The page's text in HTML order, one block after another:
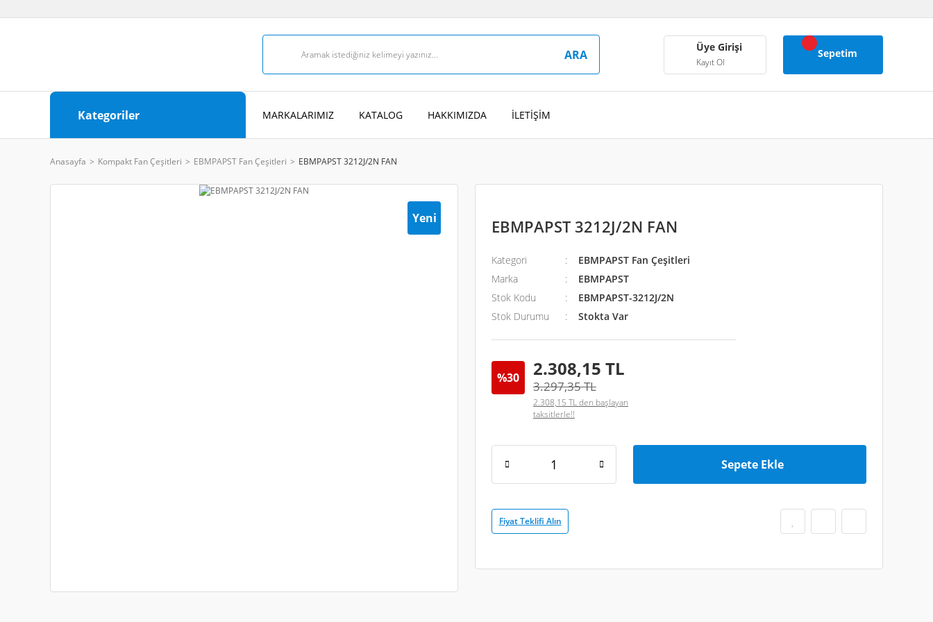
ARA Üye Girişi
Kayıt Ol
Sepetim
Kategoriler MARKALARIMIZ KATALOG HAKKIMIZDA İLETİŞİM
Anasayfa Kompakt Fan Çeşitleri EBMPAPST Fan Çeşitleri EBMPAPST 3212J/2N FAN
Yeni EBMPAPST 3212J/2N FAN
Kategori
EBMPAPST Fan Çeşitleri
Marka
EBMPAPST
Stok Kodu
EBMPAPST-3212J/2N
Stok Durumu
Stokta Var
%30 2.308,15 TL
3.297,35 TL
2.308,15 TL den başlayan
taksitlerle!!
Sepete Ekle
Fiyat Teklifi Alın